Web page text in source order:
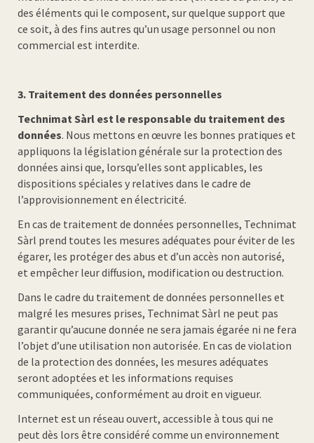
des éléments qui le composent, sur quelque support que
ce soit, à des fins autres qu’un usage personnel ou non
commercial est interdite.
3. Traitement des données personnelles
Technimat Sàrl est le responsable du traitement des
données. Nous mettons en œuvre les bonnes pratiques et
appliquons la législation générale sur la protection des
données ainsi que, lorsqu’elles sont applicables, les
dispositions spéciales y relatives dans le cadre de
l’approvisionnement en électricité.
En cas de traitement de données personnelles, Technimat
Sàrl prend toutes les mesures adéquates pour éviter de les
égarer, les protéger des abus et d’un accès non autorisé,
et empêcher leur diffusion, modification ou destruction.
Dans le cadre du traitement de données personnelles et
malgré les mesures prises, Technimat Sàrl ne peut pas
garantir qu’aucune donnée ne sera jamais égarée ni ne fera
l’objet d’une utilisation non autorisée. En cas de violation
de la protection des données, les mesures adéquates
seront adoptées et les informations requises
communiquées, conformément au droit en vigueur.
Internet est un réseau ouvert, accessible à tous qui ne
peut dès lors être considéré comme un environnement